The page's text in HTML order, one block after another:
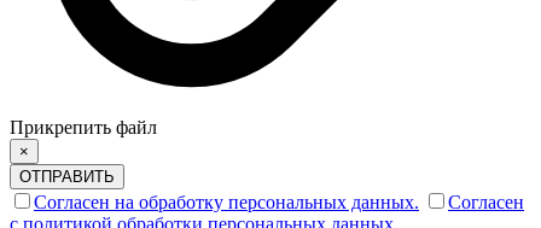
Прикрепить файл
×
ОТПРАВИТЬ
Согласен на обработку персональных данных.
Согласен
с политикой обработки персональных данных.